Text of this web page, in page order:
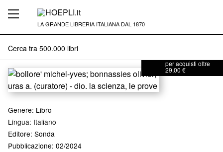
LA GRANDE LIBRERIA ITALIANA DAL 1870
per acquisti oltre
29,00 €
Genere: Libro
Lingua: Italiano
Editore: Sonda
Pubblicazione: 02/2024